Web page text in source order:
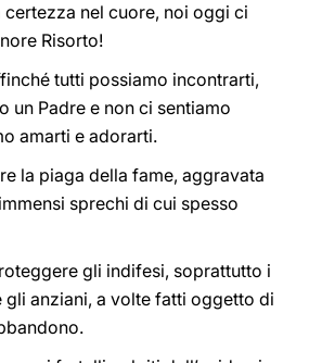
nel cuore, noi oggi ci
Risorto!
tutti possiamo incontrarti,
un Padre e non ci sentiamo
amarti e adorarti.
la piaga della fame, aggravata
sprechi di cui spesso
gli indifesi, soprattutto i
gli anziani, a volte fatti oggetto di